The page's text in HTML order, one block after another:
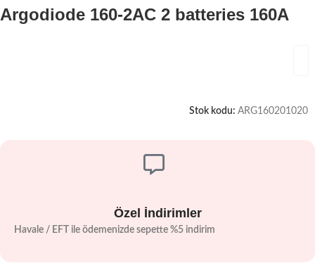
Argodiode 160-2AC 2 batteries 160A
Stok kodu: ARG160201020
Özel İndirimler
Havale / EFT ile ödemenizde sepette %5 indirim